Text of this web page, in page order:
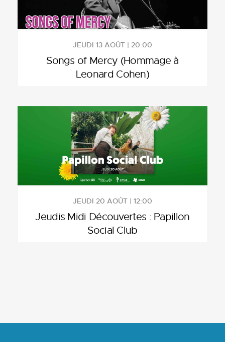
JEUDI 13 AOÛT | 20:00
Songs of Mercy (Hommage à
Leonard Cohen)
JEUDI 20 AOÛT | 12:00
Jeudis Midi Découvertes : Papillon
Social Club